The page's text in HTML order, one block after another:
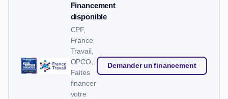
Financement
disponible
CPF,
France
Travail,
OPCO…
Faites
financer
votre
Demander un financement